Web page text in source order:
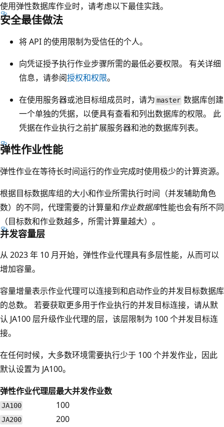
使用弹性数据库作业时，请考虑以下最佳实践。
安全最佳做法
将 API 的使用限制为受信任的个人。
向凭证授予执行作业步骤所需的最低必要权限。 有关详细
信息，请参阅授权和权限。
在使用服务器或池目标组成员时，请为 master 数据库创建
一个单独的凭据，以便具有查看和列出数据库的权限。 此
凭据在作业执行之前扩展服务器和池的数据库列表。
弹性作业性能
弹性作业在等待长时间运行的作业完成时使用极少的计算资源。
根据目标数据库组的大小和作业所需执行时间（并发辅助角色
数）的不同，代理需要的计算量和作业数据库性能也会有所不同
（目标数和作业数越多，所需计算量越大）。
并发容量层
从 2023 年 10 月开始，弹性作业代理具有多层性能，从而可以
增加容量。
容量增量表示作业代理可以连接到和启动作业的并发目标数据库
的总数。 若要获取更多用于作业执行的并发目标连接，请从默
认 JA100 层升级作业代理的层，该层限制为 100 个并发目标连
接。
在任何时候，大多数环境需要执行少于 100 个并发作业，因此
默认设置为 JA100。
弹性作业代理层最大并发作业数
JA100 100
JA200 200